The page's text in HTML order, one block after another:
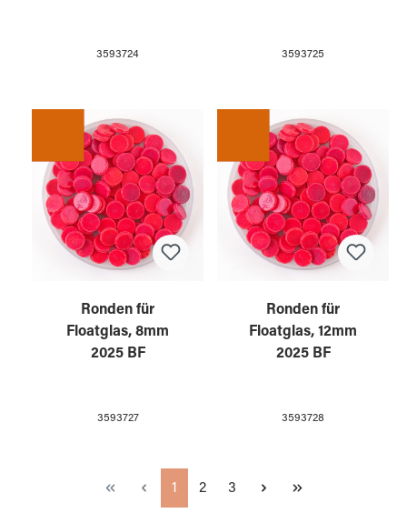
3593724 3593725
Ronden für
Floatglas, 8mm
2025 BF
3593727
Ronden für
Floatglas, 12mm
2025 BF
3593728
Seite
1 Seite
2 Seite
3